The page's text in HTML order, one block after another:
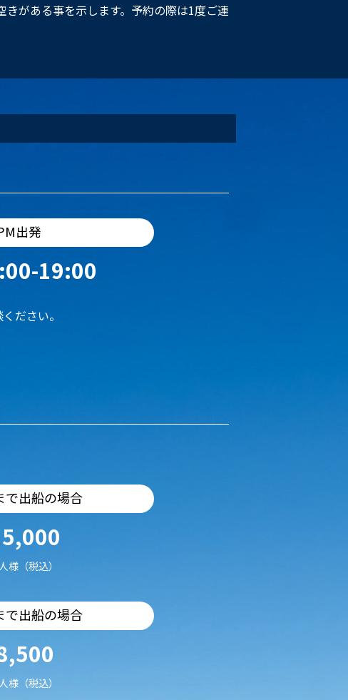
がある事を示します。予約の際は1度ご連
出発
19:00
ださい。
で出船の場合
様（税込）
で出船の場合
様（税込）